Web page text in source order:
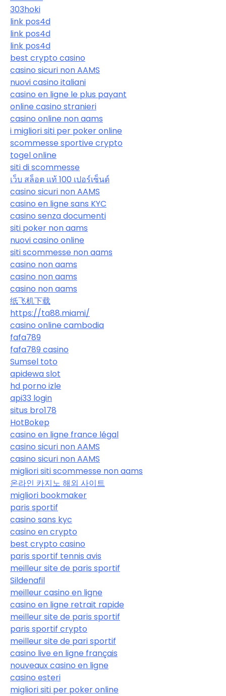
303hoki
link pos4d
link pos4d
link pos4d
best crypto casino
casino sicuri non AAMS
nuovi casino italiani
casino en ligne le plus payant
online casino stranieri
casino online non aams
i migliori siti per poker online
scommesse sportive crypto
togel online
siti di scommesse
เว็บ สล็อต แท้ 100 เปอร์เซ็นต์
casino sicuri non AAMS
casino en ligne sans KYC
casino senza documenti
siti poker non aams
nuovi casino online
siti scommesse non aams
casino non aams
casino non aams
casino non aams
纸飞机下载
https://ta88.miami/
casino online cambodia
fafa789
fafa789 casino
Sumsel toto
apidewa slot
hd porno izle
api33 login
situs bro178
HotBokep
casino en ligne france légal
casino sicuri non AAMS
casino sicuri non AAMS
migliori siti scommesse non aams
온라인 카지노 해외 사이트
migliori bookmaker
paris sportif
casino sans kyc
casino en crypto
best crypto casino
paris sportif tennis avis
meilleur site de paris sportif
Sildenafil
meilleur casino en ligne
casino en ligne retrait rapide
meilleur site de paris sportif
paris sportif crypto
meilleur site de pari sportif
casino live en ligne français
nouveaux casino en ligne
casino esteri
migliori siti per poker online